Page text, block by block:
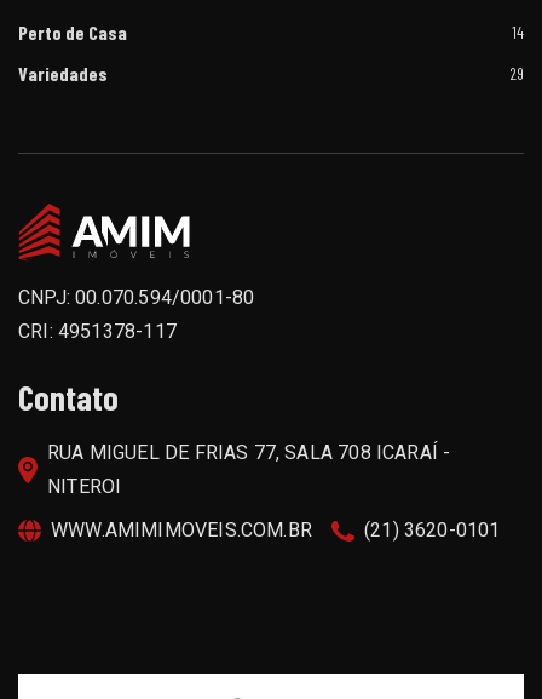
Perto de Casa 14
Variedades 29
CNPJ: 00.070.594/0001-80
CRI: 4951378-117
Contato
RUA MIGUEL DE FRIAS 77, SALA 708 ICARAÍ -
NITEROI
WWW.AMIMIMOVEIS.COM.BR
(21) 3620-0101